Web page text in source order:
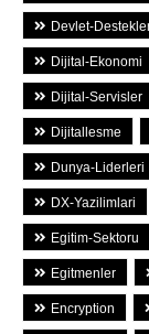
Devlet-
Dijital-Ekonomi
Dijital-Servisler
Dijitallesme
Dunya-Liderleri
DX-Yazilimlari
Egitim-Sektoru
Egitmenler
Encryption